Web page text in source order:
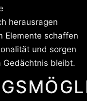
herausragen
Elemente schaffen
und sorgen
Gedächtnis bleibt.